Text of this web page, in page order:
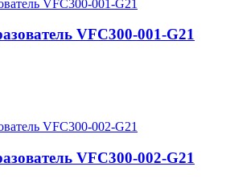
VFC300-001-G21
VFC300-002-G21